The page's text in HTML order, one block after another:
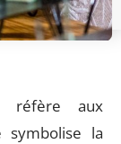
réfère aux
symbolise la